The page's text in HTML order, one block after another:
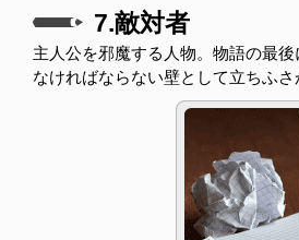
7.敵対者
主人公を邪魔する人物。物語の最後
なければならない壁として立ちふ